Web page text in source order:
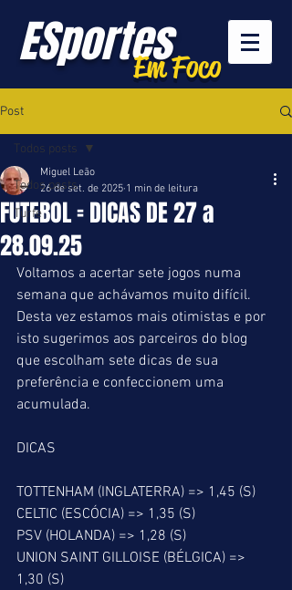
ESportesEm Foco
Post
Todos posts
Turfe
Todos posts
FUTEBOL = DICAS DE 27 a
28.09.25
Miguel Leão
26 de set. de 2025 1 min de leitura
Voltamos a acertar sete jogos numa
semana que achávamos muito difícil.
Desta vez estamos mais otimistas e por
isto sugerimos aos parceiros do blog
que escolham sete dicas de sua
preferência e confeccionem uma
acumulada.
DICAS
TOTTENHAM (INGLATERRA) => 1,45 (S)
CELTIC (ESCÓCIA) => 1,35 (S)
PSV (HOLANDA) => 1,28 (S)
UNION SAINT GILLOISE (BÉLGICA) =>
1,30 (S)